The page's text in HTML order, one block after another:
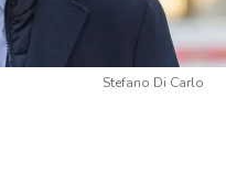
Stefano Di Carlo